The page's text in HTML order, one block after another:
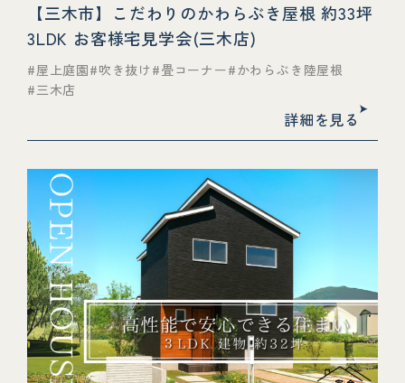
【三木市】こだわりのかわらぶき屋根 約33坪
3LDK お客様宅見学会(三木店)
屋上庭園 吹き抜け 畳コーナー
かわらぶき陸屋根
三木店
詳細を見る